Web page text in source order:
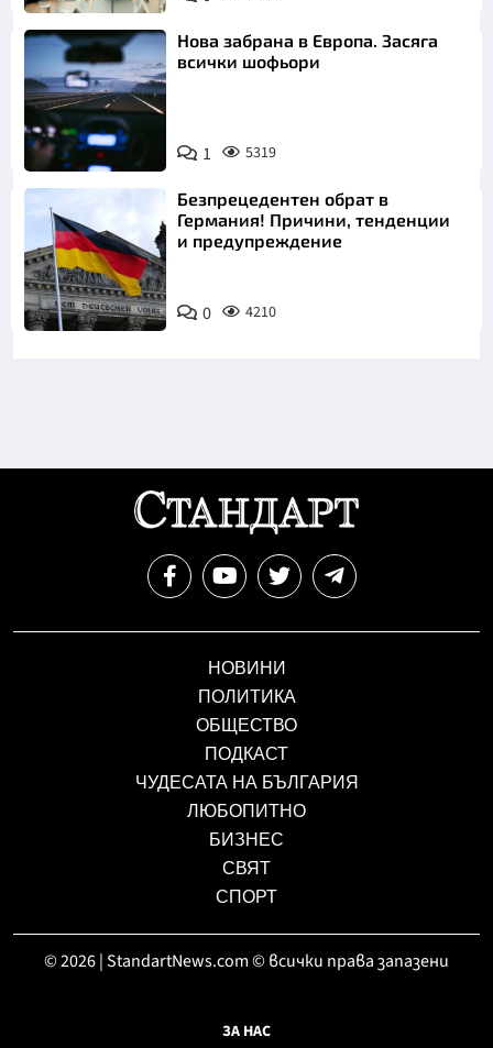
Нова забрана в Европа. Засяга
всички шофьори
1 5319
Безпрецедентен обрат в
Германия! Причини, тенденции
и предупреждение
0 4210
НОВИНИ
ПОЛИТИКА
ОБЩЕСТВО
ПОДКАСТ
ЧУДЕСАТА НА БЪЛГАРИЯ
ЛЮБОПИТНО
БИЗНЕС
СВЯТ
СПОРТ
© 2026 | StandartNews.com © всички права запазени
ЗА НАС